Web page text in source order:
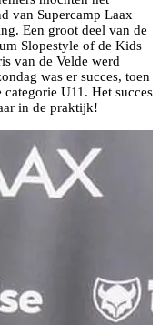
van Supercamp Laax
Een groot deel van de
Slopestyle of de Kids
van de Velde werd
was er succes, toen
U11. Het succes
in de praktijk!